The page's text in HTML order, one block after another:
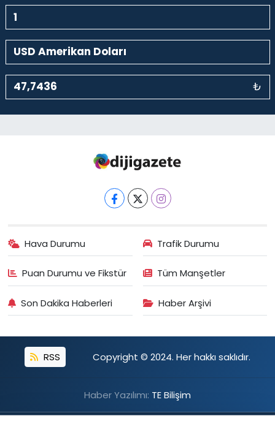
₺
Hava Durumu Trafik Durumu
Puan Durumu ve Fikstür Tüm Manşetler
Son Dakika Haberleri Haber Arşivi
RSS Copyright © 2024. Her hakkı saklıdır.
Haber Yazılımı: TE Bilişim